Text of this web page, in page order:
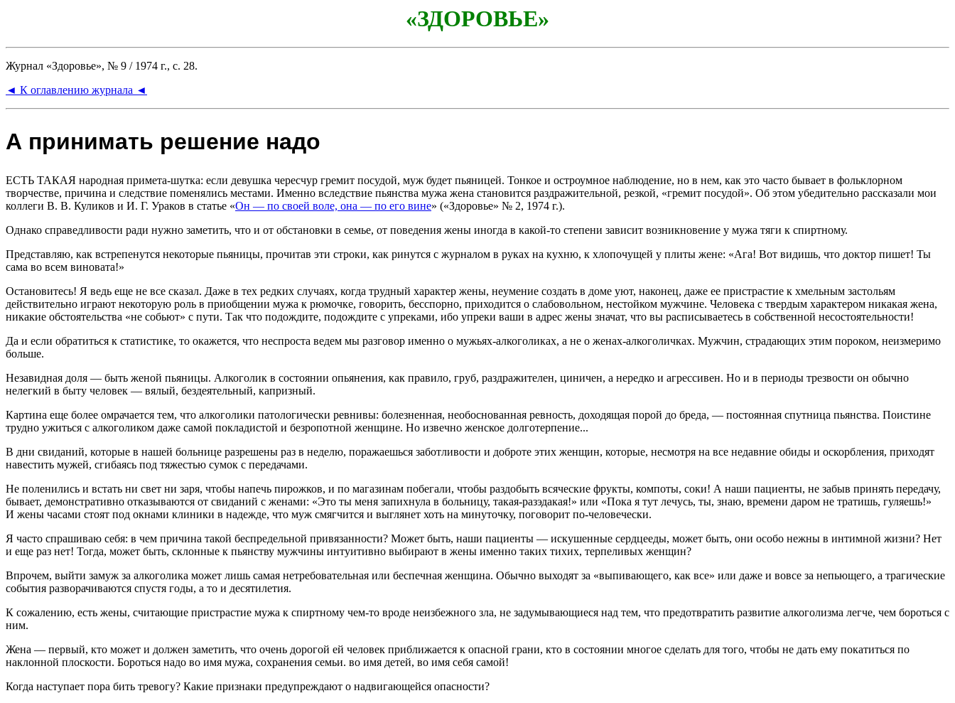
«ЗДОРОВЬЕ»
Журнал «Здоровье», № 9 / 1974 г., с. 28.
◄ К оглавлению журнала ◄
А принимать решение надо
ЕСТЬ ТАКАЯ народная примета-шутка: если девушка чересчур гремит посудой, муж будет пьяницей. Тонкое и остроумное наблюдение, но в нем, как это часто бывает в фольклорном
творчестве, причина и следствие поменялись местами. Именно вследствие пьянства мужа жена становится раздражительной, резкой, «гремит посудой». Об этом убедительно рассказали мои
коллеги В. В. Куликов и И. Г. Ураков в статье «Он — по своей воле, она — по его вине» («Здоровье» № 2, 1974 г.).
Однако справедливости ради нужно заметить, что и от обстановки в семье, от поведения жены иногда в какой-то степени зависит возникновение у мужа тяги к спиртному.
Представляю, как встрепенутся некоторые пьяницы, прочитав эти строки, как ринутся с журналом в руках на кухню, к хлопочущей у плиты жене: «Ага! Вот видишь, что доктор пишет! Ты
сама во всем виновата!»
Остановитесь! Я ведь еще не все сказал. Даже в тех редких случаях, когда трудный характер жены, неумение создать в доме уют, наконец, даже ее пристрастие к хмельным застольям
действительно играют некоторую роль в приобщении мужа к рюмочке, говорить, бесспорно, приходится о слабовольном, нестойком мужчине. Человека с твердым характером никакая жена,
никакие обстоятельства «не собьют» с пути. Так что подождите, подождите с упреками, ибо упреки ваши в адрес жены значат, что вы расписываетесь в собственной несостоятельности!
Да и если обратиться к статистике, то окажется, что неспроста ведем мы разговор именно о мужьях-алкоголиках, а не о женах-алкоголичках. Мужчин, страдающих этим пороком, неизмеримо
больше.
Незавидная доля — быть женой пьяницы. Алкоголик в состоянии опьянения, как правило, груб, раздражителен, циничен, а нередко и агрессивен. Но и в периоды трезвости он обычно
нелегкий в быту человек — вялый, бездеятельный, капризный.
Картина еще более омрачается тем, что алкоголики патологически ревнивы: болезненная, необоснованная ревность, доходящая порой до бреда, — постоянная спутница пьянства. Поистине
трудно ужиться с алкоголиком даже самой покладистой и безропотной женщине. Но извечно женское долготерпение...
В дни свиданий, которые в нашей больнице разрешены раз в неделю, поражаешься заботливости и доброте этих женщин, которые, несмотря на все недавние обиды и оскорбления, приходят
навестить мужей, сгибаясь под тяжестью сумок с передачами.
Не поленились и встать ни свет ни заря, чтобы напечь пирожков, и по магазинам побегали, чтобы раздобыть всяческие фрукты, компоты, соки! А наши пациенты, не забыв принять передачу,
бывает, демонстративно отказываются от свиданий с женами: «Это ты меня запихнула в больницу, такая-разэдакая!» или «Пока я тут лечусь, ты, знаю, времени даром не тратишь, гуляешь!»
И жены часами стоят под окнами клиники в надежде, что муж смягчится и выглянет хоть на минуточку, поговорит по-человечески.
Я часто спрашиваю себя: в чем причина такой беспредельной привязанности? Может быть, наши пациенты — искушенные сердцееды, может быть, они особо нежны в интимной жизни? Нет
и еще раз нет! Тогда, может быть, склонные к пьянству мужчины интуитивно выбирают в жены именно таких тихих, терпеливых женщин?
Впрочем, выйти замуж за алкоголика может лишь самая нетребовательная или беспечная женщина. Обычно выходят за «выпивающего, как все» или даже и вовсе за непьющего, а трагические
события разворачиваются спустя годы, а то и десятилетия.
К сожалению, есть жены, считающие пристрастие мужа к спиртному чем-то вроде неизбежного зла, не задумывающиеся над тем, что предотвратить развитие алкоголизма легче, чем бороться с
ним.
Жена — первый, кто может и должен заметить, что очень дорогой ей человек приближается к опасной грани, кто в состоянии многое сделать для того, чтобы не дать ему покатиться по
наклонной плоскости. Бороться надо во имя мужа, сохранения семьи. во имя детей, во имя себя самой!
Когда наступает пора бить тревогу? Какие признаки предупреждают о надвигающейся опасности?